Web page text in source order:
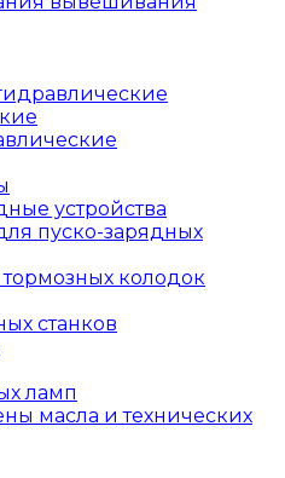
устройства
пуско-зарядных
колодок
станков
ламп
масла и технических